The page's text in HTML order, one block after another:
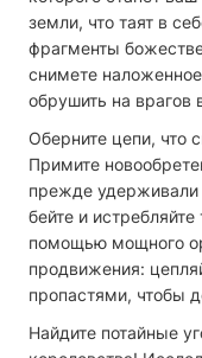
земли, что таят в
фрагменты
снимете
обрушить на
Оберните цепи, что
Примите
прежде удерживали
бейте и
помощью мощного
продвижения:
пропастями, чтобы
Найдите потайные